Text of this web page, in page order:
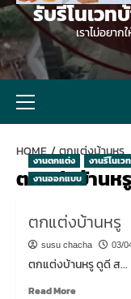
รับรีโนเว
เราไม่อยา
Menu
HOME ตกแต่งบ้านหรู
ตกแต่งบ้านหรู
งานตกแต่ง
งานรีโนเวท
งานออกแบบ
ตกแต่งบ้านหรู
susu chacha 03/
ตกแต่งบ้านหรู ดูดี ส...
Read MoreRead